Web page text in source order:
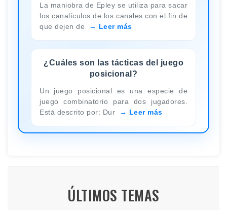
La maniobra de Epley se utiliza para sacar
los canalículos de los canales con el fin de
que dejen de
Leer más
¿Cuáles son las tácticas del juego
posicional?
Un juego posicional es una especie de
juego combinatorio para dos jugadores.
Está descrito por: Dur
Leer más
ÚLTIMOS TEMAS